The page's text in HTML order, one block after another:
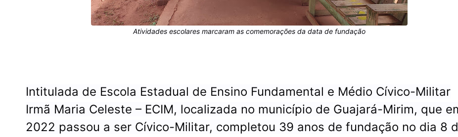
Atividades escolares marcaram as comemorações da data de fundação
Intitulada de Escola Estadual de Ensino Fundamental e Médio Cívico-Militar
Irmã Maria Celeste – ECIM, localizada no município de Guajará-Mirim, que
2022 passou a ser Cívico-Militar, completou 39 anos de fundação no dia 8